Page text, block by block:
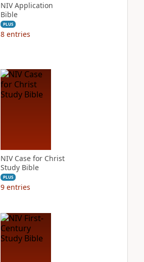
NIV Application
Bible
PLUS
8 entries
NIV Case for Christ
Study Bible
PLUS
9 entries